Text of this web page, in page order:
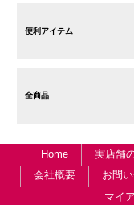
便利アイテム
全商品
Home 実店舗
会社概要
お問
マイ